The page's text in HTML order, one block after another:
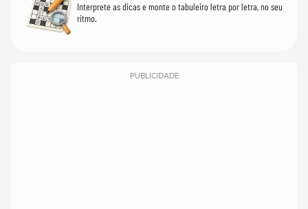
Interprete as dicas e monte o tabuleiro letra por letra, no seu
ritmo.
PUBLICIDADE